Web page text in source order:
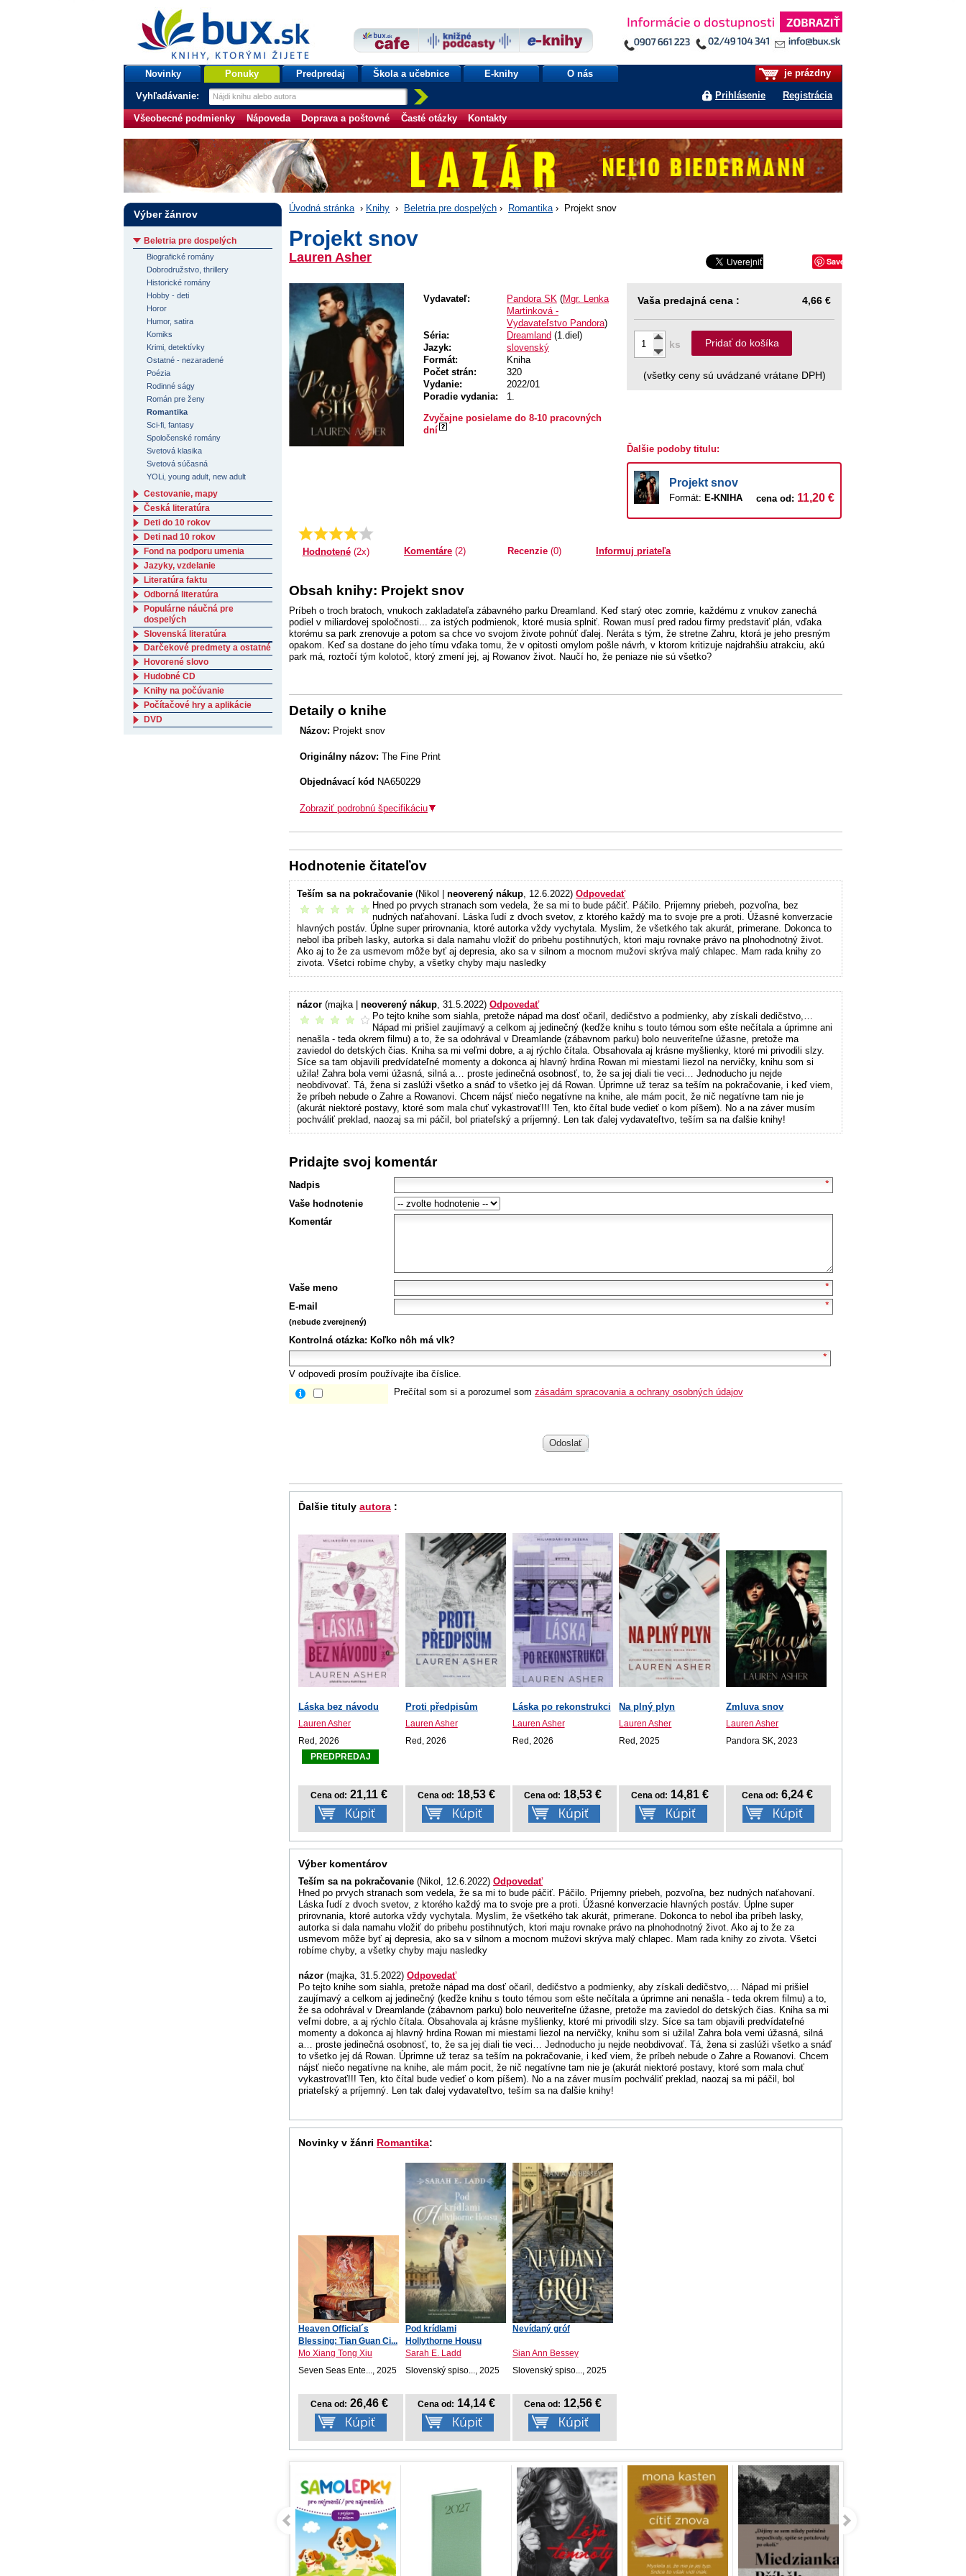
bux.sk
knihy, ktorými žijete
Úvodná stránka
je prázdny
Prihlásenie Registrácia
Novinky Ponuky Predpredaj Škola a učebnice E-knihy O nás
Vyhľadávanie:
Všeobecné podmienky Nápoveda Doprava a poštovné Časté otázky Kontakty
Úvodná stránka › Knihy › Beletria pre dospelých › Romantika› Projekt snov
Projekt snov
Lauren Asher Save
Vydavateľ: Pandora SK (Mgr. Lenka
Martinková -
Vydavateľstvo Pandora)
Séria:
Dreamland (1.diel)
Jazyk:
slovenský
Formát:
Kniha
Počet strán:
320
Vydanie:
2022/01
Poradie vydania:
1.
Zvyčajne posielame do 8-10 pracovných
dní
Vaša predajná cena : 4,66 €
ks Pridať do košíka
(všetky ceny sú uvádzané vrátane DPH)
Ďalšie podoby titulu:
Projekt snov
Formát: E-KNIHA cena od: 11,20 €
Priemer:
4.5
Hodnotené(2x) Komentáre (2) Recenzie(0) Informuj priateľa
Obsah knihy: Projekt snov
Príbeh o troch bratoch, vnukoch zakladateľa zábavného parku Dreamland. Keď starý otec zomrie, každému z vnukov zanechá
podiel v miliardovej spoločnosti... za istých podmienok, ktoré musia splniť. Rowan musí pred radou firmy predstaviť plán, vďaka
ktorému sa park zrenovuje a potom sa chce vo svojom živote pohnúť ďalej. Neráta s tým, že stretne Zahru, ktorá je jeho presným
opakom. Keď sa dostane do jeho tímu vďaka tomu, že v opitosti omylom pošle návrh, v ktorom kritizuje najdrahšiu atrakciu, akú
park má, roztočí tým kolotoč, ktorý zmení jej, aj Rowanov život. Naučí ho, že peniaze nie sú všetko?
Detaily o knihe
Názov: Projekt snov
Originálny názov: The Fine Print
Objednávací kód NA650229
Zobraziť podrobnú špecifikáciu
Hodnotenie čitateľov
Teším sa na pokračovanie (Nikol | neoverený nákup, 12.6.2022) Odpovedať
vrelo odporúčam
Hned po prvych stranach som vedela, že sa mi to bude páčiť. Páčilo. Prijemny priebeh, pozvoľna, bez
nudných naťahovaní. Láska ľudí z dvoch svetov, z ktorého každý ma to svoje pre a proti. Úžasné konverzacie
hlavných postáv. Úplne super prirovnania, ktoré autorka vždy vychytala. Myslim, že všetkého tak akurát, primerane. Dokonca to
nebol iba príbeh lasky, autorka si dala namahu vložiť do pribehu postihnutých, ktori maju rovnake právo na plnohodnotný život.
Ako aj to že za usmevom môže byť aj depresia, ako sa v silnom a mocnom mužovi skrýva malý chlapec. Mam rada knihy zo
zivota. Všetci robíme chyby, a všetky chyby maju nasledky
názor (majka | neoverený nákup , 31.5.2022) Odpovedať
príjemné čítanie
Po tejto knihe som siahla, pretože nápad ma dosť očaril, dedičstvo a podmienky, aby získali dedičstvo,…
Nápad mi prišiel zaujímavý a celkom aj jedinečný (keďže knihu s touto témou som ešte nečítala a úprimne ani
nenašla - teda okrem filmu) a to, že sa odohrával v Dreamlande (zábavnom parku) bolo neuveriteľne úžasne, pretože ma
zaviedol do detských čias. Kniha sa mi veľmi dobre, a aj rýchlo čítala. Obsahovala aj krásne myšlienky, ktoré mi privodili slzy.
Síce sa tam objavili predvídateľné momenty a dokonca aj hlavný hrdina Rowan mi miestami liezol na nervičky, knihu som si
užila! Zahra bola vemi úžasná, silná a… proste jedinečná osobnosť, to, že sa jej diali tie veci… Jednoducho ju nejde
neobdivovať. Tá, žena si zaslúži všetko a snáď to všetko jej dá Rowan. Úprimne už teraz sa teším na pokračovanie, i keď viem,
že príbeh nebude o Zahre a Rowanovi. Chcem nájsť niečo negatívne na knihe, ale mám pocit, že nič negatívne tam nie je
(akurát niektoré postavy, ktoré som mala chuť vykastrovať!!! Ten, kto čítal bude vedieť o kom píšem). No a na záver musím
pochváliť preklad, naozaj sa mi páčil, bol priateľský a príjemný. Len tak ďalej vydavateľtvo, teším sa na ďalšie knihy!
Pridajte svoj komentár
Nadpis
Vaše hodnotenie
Komentár
Vaše meno
E-mail
(nebude zverejnený)
Kontrolná otázka: Koľko nôh má vlk?
V odpovedi prosím používajte iba číslice.
Prečítal som si a porozumel som zásadám spracovania a ochrany osobných údajov
Odoslať
Ďalšie tituly autora :
Láska bez návodu
Lauren Asher
Red, 2026
PREDPREDAJ
Cena od: 21,11 €
Proti předpisům
Lauren Asher
Red, 2026
Cena od: 18,53 €
Láska po rekonstrukci
Lauren Asher
Red, 2026
Cena od: 18,53 €
Na plný plyn
Lauren Asher
Red, 2025
Cena od: 14,81 €
Zmluva snov
Lauren Asher
Pandora SK, 2023
Cena od: 6,24 €
Výber komentárov
Teším sa na pokračovanie (Nikol, 12.6.2022) Odpovedať
Hned po prvych stranach som vedela, že sa mi to bude páčiť. Páčilo. Prijemny priebeh, pozvoľna, bez nudných naťahovaní.
Láska ľudí z dvoch svetov, z ktorého každý ma to svoje pre a proti. Úžasné konverzacie hlavných postáv. Úplne super
prirovnania, ktoré autorka vždy vychytala. Myslim, že všetkého tak akurát, primerane. Dokonca to nebol iba príbeh lasky,
autorka si dala namahu vložiť do pribehu postihnutých, ktori maju rovnake právo na plnohodnotný život. Ako aj to že za
usmevom môže byť aj depresia, ako sa v silnom a mocnom mužovi skrýva malý chlapec. Mam rada knihy zo zivota. Všetci
robíme chyby, a všetky chyby maju nasledky
názor (majka, 31.5.2022) Odpovedať
Po tejto knihe som siahla, pretože nápad ma dosť očaril, dedičstvo a podmienky, aby získali dedičstvo,… Nápad mi prišiel
zaujímavý a celkom aj jedinečný (keďže knihu s touto témou som ešte nečítala a úprimne ani nenašla - teda okrem filmu) a to,
že sa odohrával v Dreamlande (zábavnom parku) bolo neuveriteľne úžasne, pretože ma zaviedol do detských čias. Kniha sa mi
veľmi dobre, a aj rýchlo čítala. Obsahovala aj krásne myšlienky, ktoré mi privodili slzy. Síce sa tam objavili predvídateľné
momenty a dokonca aj hlavný hrdina Rowan mi miestami liezol na nervičky, knihu som si užila! Zahra bola vemi úžasná, silná
a… proste jedinečná osobnosť, to, že sa jej diali tie veci… Jednoducho ju nejde neobdivovať. Tá, žena si zaslúži všetko a snáď
to všetko jej dá Rowan. Úprimne už teraz sa teším na pokračovanie, i keď viem, že príbeh nebude o Zahre a Rowanovi. Chcem
nájsť niečo negatívne na knihe, ale mám pocit, že nič negatívne tam nie je (akurát niektoré postavy, ktoré som mala chuť
vykastrovať!!! Ten, kto čítal bude vedieť o kom píšem). No a na záver musím pochváliť preklad, naozaj sa mi páčil, bol
priateľský a príjemný. Len tak ďalej vydavateľtvo, teším sa na ďalšie knihy!
Novinky v žánri Romantika:
Heaven Official´s
Blessing: Tian Guan Ci...
Mo Xiang Tong Xiu
Seven Seas Ente..., 2025
Cena od: 26,46 €
Pod krídlami
Hollythorne Housu
Sarah E. Ladd
Slovenský spiso..., 2025
Cena od: 14,14 €
Nevídaný gróf
Sian Ann Bessey
Slovenský spiso..., 2025
Cena od: 12,56 €
Výber žánrov
Beletria pre dospelých
Biografické romány
Dobrodružstvo, thrillery
Historické romány
Hobby - deti
Horor
Humor, satira
Komiks
Krimi, detektívky
Ostatné - nezaradené
Poézia
Rodinné ságy
Román pre ženy
Romantika
Sci-fi, fantasy
Spoločenské romány
Svetová klasika
Svetová súčasná
YOLi, young adult, new adult
Cestovanie, mapy
Česká literatúra
Deti do 10 rokov
Deti nad 10 rokov
Fond na podporu umenia
Jazyky, vzdelanie
Literatúra faktu
Odborná literatúra
Populárne náučná pre
dospelých
Slovenská literatúra
Darčekové predmety a ostatné
Hovorené slovo
Hudobné CD
Knihy na počúvanie
Počítačové hry a aplikácie
DVD